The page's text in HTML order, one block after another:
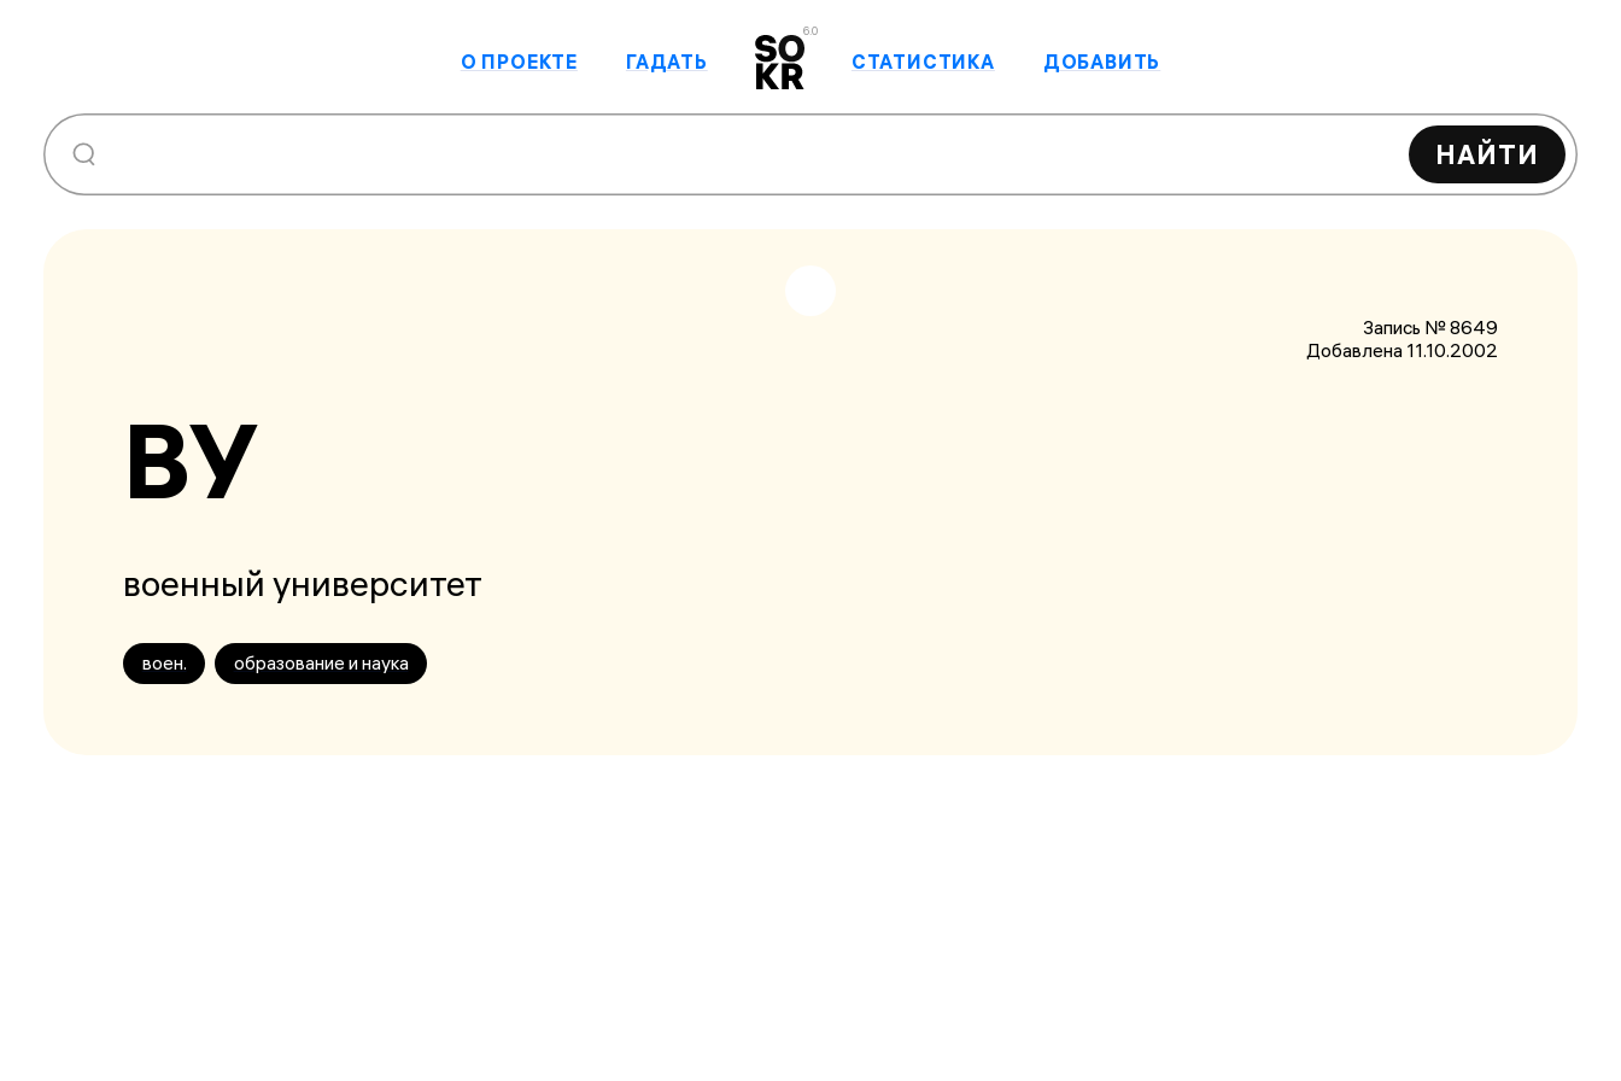
6.0
О ПРОЕКТЕ ГАДАТЬ СТАТИСТИКА ДОБАВИТЬ
НАЙТИ
Запись № 8649
Добавлена 11.10.2002
ВУ
военный университет
воен. образование и наука